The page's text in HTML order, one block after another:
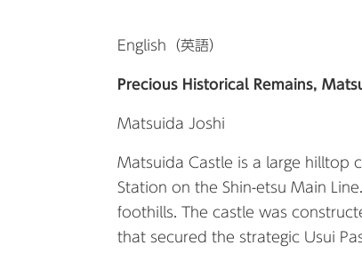
English（英語）
Precious Historical Remains,
Matsuida Joshi ​
Matsuida Castle is a large hilltop
Station on the Shin-etsu Main
foothills. The castle was
that secured the strategic Usui